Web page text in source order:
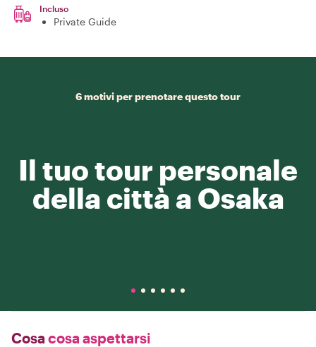
Incluso
Private Guide
6 motivi per prenotare questo tour
Il tuo tour personale
della città a Osaka
Cosa cosa aspettarsi